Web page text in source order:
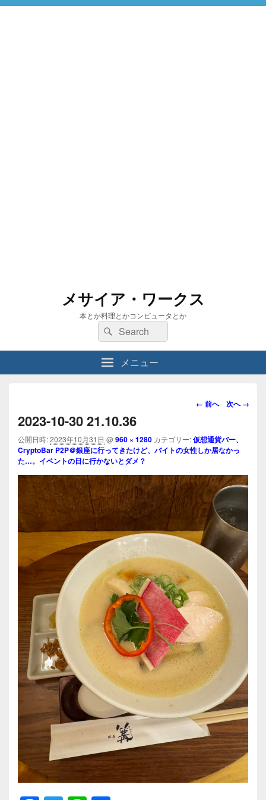
メサイア・ワークス
本とか料理とかコンピュータとか
検
索:
検
索
メニュー
画
ビ
ゲ
シ
ョ
ン
← 前へ 次へ →
2023-10-30 21.10.36
公開日時:2023年10月31日 @960 × 1280 カテゴリー:仮想通貨バー、
CryptoBar P2P＠銀座に行ってきたけど、バイトの女性しか居なかっ
た…。イベントの日に行かないとダメ？